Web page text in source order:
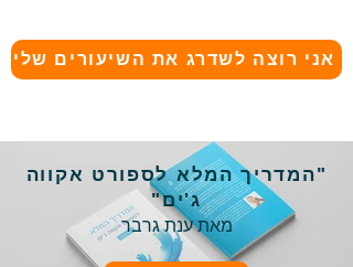
אני רוצה לשדרג את השיעורים שלי
"המדריך המלא לספורט אקווה
ג'ים"
מאת ענת גרבר